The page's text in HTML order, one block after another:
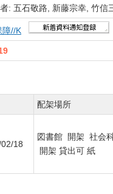
: 五石敬路, 新藤宗幸, 竹信
障//K
配架場所
18
図書館 開架 社会
開架 貸出可 紙